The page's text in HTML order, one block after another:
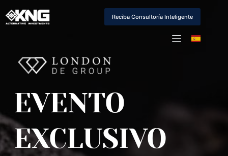
contenido
Reciba Consultoría Inteligente
EVENTO
EXCLUSIVO